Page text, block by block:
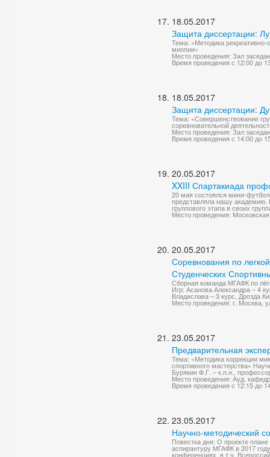
18.05.2017
Защита диссертации:
Тема: «Методика
миопии»
Место проведения: Зал
Время проведения с 12:00 до
18.05.2017
Защита диссертации:
Тема: «Совершенствование
соревновательной
Место проведения: Зал
Время проведения с 14:00 до
20.05.2017
XXIII Спартакиада
20 мая состоялся мини-
представляла нашу академию.
группового этапа в своих
Место проведения:
20.05.2017
Соревнования по
Студенческих
Сборная команда МГАФК по
Игр: Асанова Александра – 4
Владислава – 3 курс, Дрозда
Место проведения: г. Москва,
23.05.2017
Предварительная
Тема: «Методика коррекции
спортивного мастерства»
Бурякин Ф.Г. – к.п.н.,
Место проведения: Ауд.
Время проведения с 12:15 до
23.05.2017
Научно-методический
Повестка дня: О проекте
аспирантуру МГАФК в 2017
конференциях, в т.ч.